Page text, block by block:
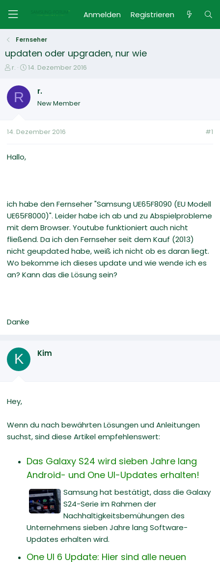
Anmelden Registrieren
Fernseher
updaten oder upgraden, nur wie
E
s
e
e
r.
E
e
t
14. Dezember 2016
R r.
New Member
14. Dezember 2016 #1
Hallo,
ich habe den Fernseher "Samsung UE65F8090 (EU Modell
UE65F8000)". Leider habe ich ab und zu Abspielprobleme
mit dem Browser. Youtube funktioniert auch nicht
fließend. Da ich den Fernseher seit dem Kauf (2013)
nicht geupdated habe, weiß ich nicht ob es daran liegt.
Wo bekomme ich dieses update und wie wende ich es
an? Kann das die Lösung sein?
Danke
K Kim
Hey,
Wenn du nach bewährten Lösungen und Anleitungen
suchst, sind diese Artikel empfehlenswert:
Das Galaxy S24 wird sieben Jahre lang
Android- und One UI-Updates erhalten!
Samsung hat bestätigt, dass die Galaxy
S24-Serie im Rahmen der
Nachhaltigkeitsbemühungen des
Unternehmens sieben Jahre lang Software-
Updates erhalten wird.
One UI 6 Update: Hier sind alle neuen